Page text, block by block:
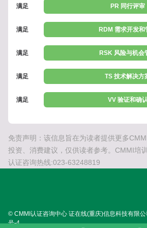
满足 PR 同行评审
满足 RDM 需求开发和
满足 RSK 风险与机会
满足 TS 技术解决方
满足 VV 验证和确认
免责声明：该信息旨在为读者提供更多
投资、消费建议，仅供读者参考。CMMI培
认证咨询热线:023-63248819
© CMMI认证咨询中心 证在线(重庆)信息科技有限
号-4